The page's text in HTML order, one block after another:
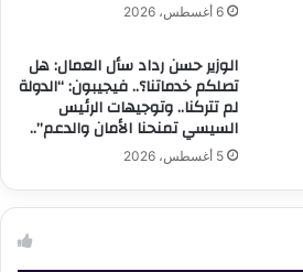
6 أغسطس، 2026
الوزير حسن رداد سأل العمال: هل
تصلكم خدماتنا؟.. فيجيبون: “الدولة
لم تتركنا.. وتوجيهات الرئيس
السيسي تمنحنا الأمان والدعم”..
5 أغسطس، 2026